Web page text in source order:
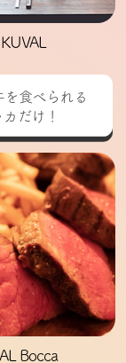
KUVAL
Bocca
を食べられる
だけ！